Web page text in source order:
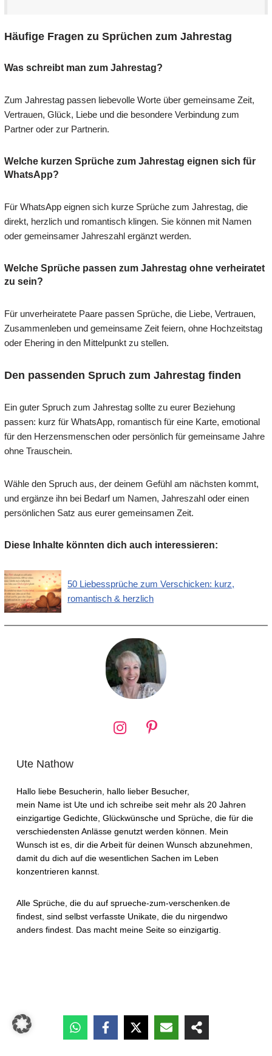
Häufige Fragen zu Sprüchen zum Jahrestag
Was schreibt man zum Jahrestag?
Zum Jahrestag passen liebevolle Worte über gemeinsame Zeit,
Vertrauen, Glück, Liebe und die besondere Verbindung zum
Partner oder zur Partnerin.
Welche kurzen Sprüche zum Jahrestag eignen sich für
WhatsApp?
Für WhatsApp eignen sich kurze Sprüche zum Jahrestag, die
direkt, herzlich und romantisch klingen. Sie können mit Namen
oder gemeinsamer Jahreszahl ergänzt werden.
Welche Sprüche passen zum Jahrestag ohne verheiratet
zu sein?
Für unverheiratete Paare passen Sprüche, die Liebe, Vertrauen,
Zusammenleben und gemeinsame Zeit feiern, ohne Hochzeitstag
oder Ehering in den Mittelpunkt zu stellen.
Den passenden Spruch zum Jahrestag finden
Ein guter Spruch zum Jahrestag sollte zu eurer Beziehung
passen: kurz für WhatsApp, romantisch für eine Karte, emotional
für den Herzensmenschen oder persönlich für gemeinsame Jahre
ohne Trauschein.
Wähle den Spruch aus, der deinem Gefühl am nächsten kommt,
und ergänze ihn bei Bedarf um Namen, Jahreszahl oder einen
persönlichen Satz aus eurer gemeinsamen Zeit.
Diese Inhalte könnten dich auch interessieren:
50 Liebessprüche zum Verschicken: kurz,
romantisch & herzlich
Ute Nathow
Hallo liebe Besucherin, hallo lieber Besucher,
mein Name ist Ute und ich schreibe seit mehr als 20 Jahren
einzigartige Gedichte, Glückwünsche und Sprüche, die für die
verschiedensten Anlässe genutzt werden können. Mein
Wunsch ist es, dir die Arbeit für deinen Wunsch abzunehmen,
damit du dich auf die wesentlichen Sachen im Leben
konzentrieren kannst.
Alle Sprüche, die du auf sprueche-zum-verschenken.de
findest, sind selbst verfasste Unikate, die du nirgendwo
anders findest. Das macht meine Seite so einzigartig.
Datenschutz Impressum Nutzungsbedingungen